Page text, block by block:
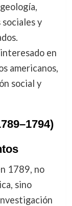
y
en
americanos,
social y
1789, no
sino